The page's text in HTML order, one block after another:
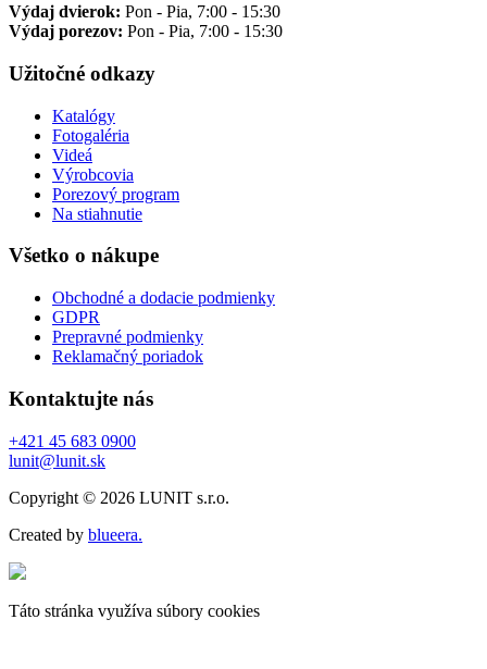
Výdaj dvierok: Pon - Pia, 7:00 - 15:30
Výdaj porezov: Pon - Pia, 7:00 - 15:30
Užitočné odkazy
Katalógy
Fotogaléria
Videá
Výrobcovia
Porezový program
Na stiahnutie
Všetko o nákupe
Obchodné a dodacie podmienky
GDPR
Prepravné podmienky
Reklamačný poriadok
Kontaktujte nás
+421 45 683 0900
lunit@lunit.sk
Copyright © 2026 LUNIT s.r.o.
Created by blueera.
Táto stránka využíva súbory cookies